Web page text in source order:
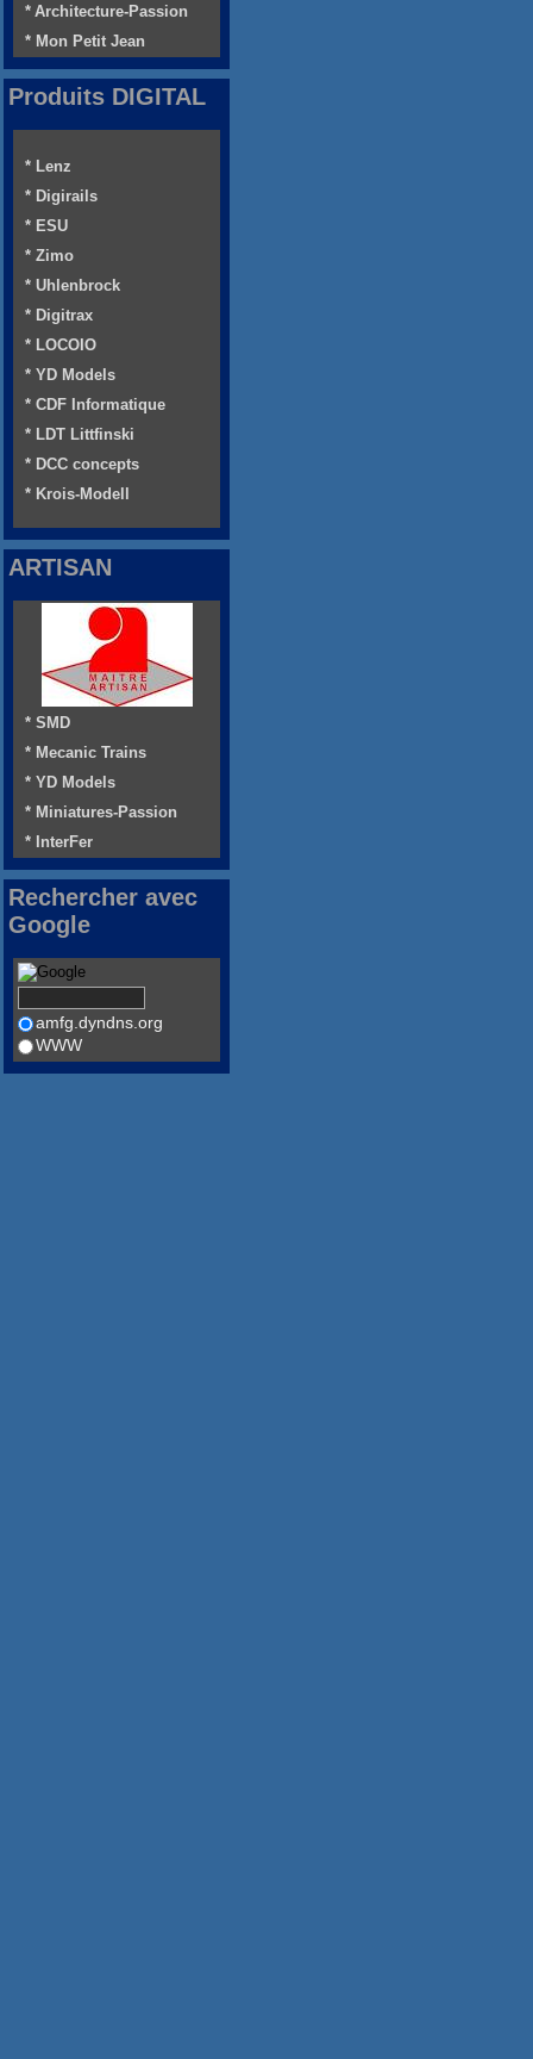
* Architecture-Passion
* Mon Petit Jean
Produits DIGITAL
* Lenz
* Digirails
* ESU
* Zimo
* Uhlenbrock
* Digitrax
* LOCOIO
* YD Models
* CDF Informatique
* LDT Littfinski
* DCC concepts
* Krois-Modell
ARTISAN
* SMD
* Mecanic Trains
* YD Models
* Miniatures-Passion
* InterFer
Rechercher avec
Google
amfg.dyndns.org
WWW